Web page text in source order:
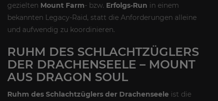
gezielten Mount Farm- bzw. Erfolgs-Run in einem
bekannten Legacy-Raid, statt die Anforderungen alleine
und aufwendig zu koordinieren.
RUHM DES SCHLACHTZÜGLERS
DER DRACHENSEELE – MOUNT
AUS DRAGON SOUL
Ruhm des Schlachtzüglers der Drachenseele ist die